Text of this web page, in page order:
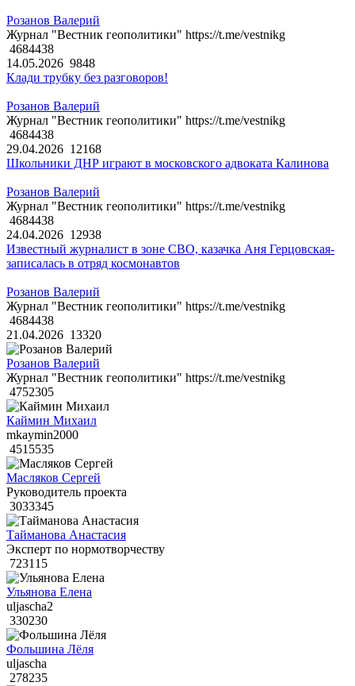
Розанов Валерий
Журнал "Вестник геополитики" https://t.me/vestnikg
4684438
14.05.2026 9848
Клади трубку без разговоров!
Розанов Валерий
Журнал "Вестник геополитики" https://t.me/vestnikg
4684438
29.04.2026 12168
Школьники ДНР играют в московского адвоката Калинова
Розанов Валерий
Журнал "Вестник геополитики" https://t.me/vestnikg
4684438
24.04.2026 12938
Известный журналист в зоне СВО, казачка Аня Герцовская-
записалась в отряд космонавтов
Розанов Валерий
Журнал "Вестник геополитики" https://t.me/vestnikg
4684438
21.04.2026 13320
Розанов Валерий
Журнал "Вестник геополитики" https://t.me/vestnikg
4752305
Каймин Михаил
mkaymin2000
4515535
Масляков Сергей
Руководитель проекта
3033345
Тайманова Анастасия
Эксперт по нормотворчеству
723115
Ульянова Елена
uljascha2
330230
Фольшина Лёля
uljascha
278235